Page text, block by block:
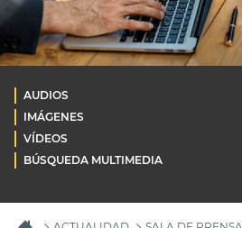
AUDIOS
IMÁGENES
VÍDEOS
BÚSQUEDA MULTIMEDIA